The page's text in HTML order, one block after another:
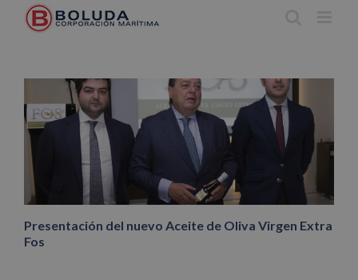
Presentación del nuevo Aceite de Oliva Virgen Extra
Fos